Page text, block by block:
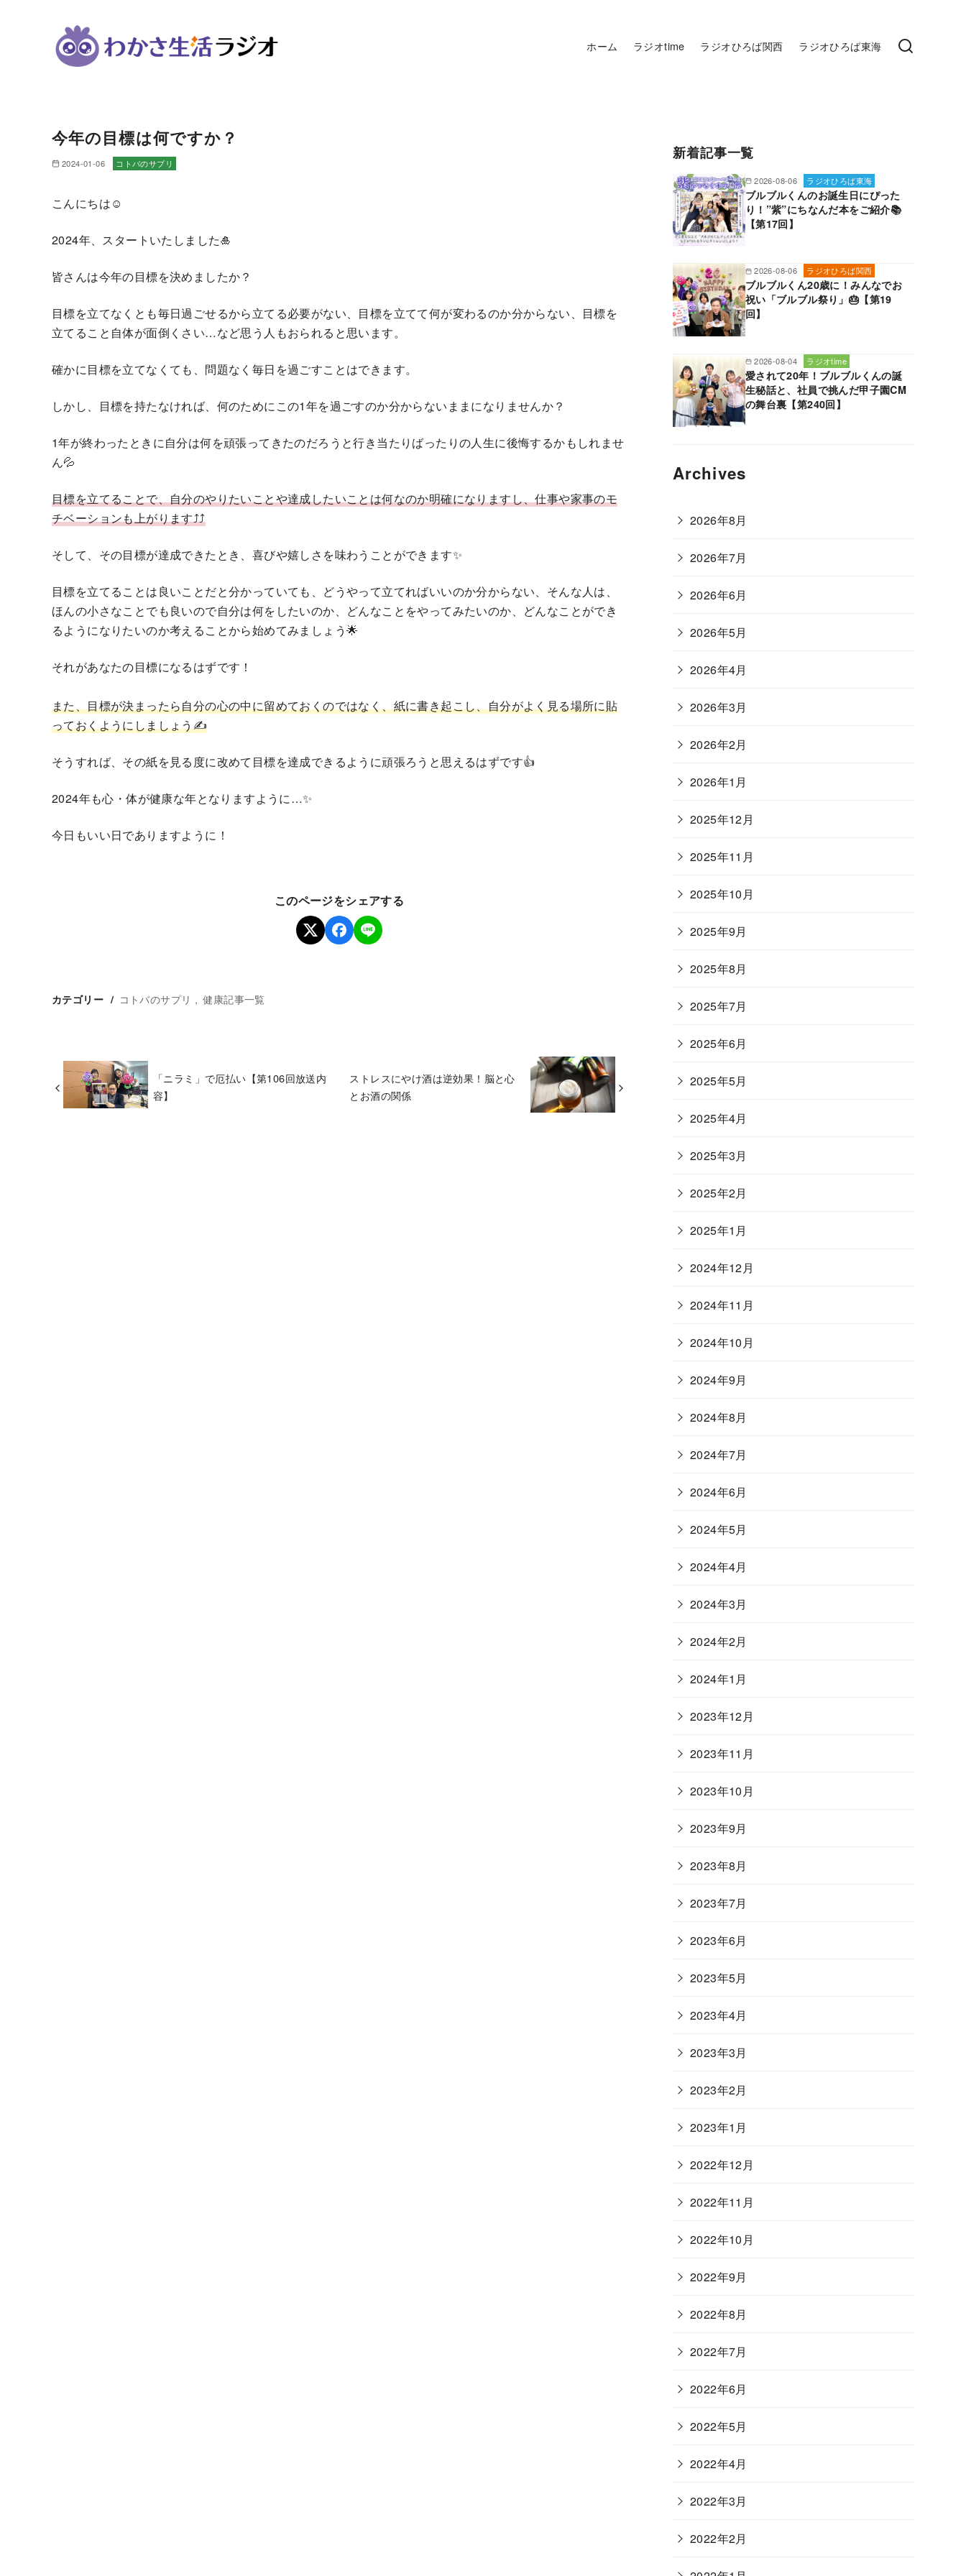
ホーム ラジオtime ラジオひろば関西 ラジオひろば東海
今年の目標は何ですか？
2024-01-06 コトバのサプリ
こんにちは☺
2024年、スタートいたしました🎍
皆さんは今年の目標を決めましたか？
目標を立てなくとも毎日過ごせるから立てる必要がない、目標を立てて何が変わるのか分からない、目標を
立てること自体が面倒くさい…など思う人もおられると思います。
確かに目標を立てなくても、問題なく毎日を過ごすことはできます。
しかし、目標を持たなければ、何のためにこの1年を過ごすのか分からないままになりませんか？
1年が終わったときに自分は何を頑張ってきたのだろうと行き当たりばったりの人生に後悔するかもしれませ
ん💦
目標を立てることで、自分のやりたいことや達成したいことは何なのか明確になりますし、仕事や家事のモ
チベーションも上がります⤴⤴
そして、その目標が達成できたとき、喜びや嬉しさを味わうことができます✨
目標を立てることは良いことだと分かっていても、どうやって立てればいいのか分からない、そんな人は、
ほんの小さなことでも良いので自分は何をしたいのか、どんなことをやってみたいのか、どんなことができ
るようになりたいのか考えることから始めてみましょう🌟
それがあなたの目標になるはずです！
また、目標が決まったら自分の心の中に留めておくのではなく、紙に書き起こし、自分がよく見る場所に貼
っておくようにしましょう✍
そうすれば、その紙を見る度に改めて目標を達成できるように頑張ろうと思えるはずです👍
2024年も心・体が健康な年となりますように…✨
今日もいい日でありますように！
このページをシェアする
カテゴリー コトバのサプリ 健康記事一覧
「ニラミ」で厄払い【第106回放送内
容】
ストレスにやけ酒は逆効果！脳と心
とお酒の関係
新着記事一覧
2026-08-06 ラジオひろば東海
ブルブルくんのお誕生日にぴった
り！”紫”にちなんだ本をご紹介📚
【第17回】
2026-08-06 ラジオひろば関西
ブルブルくん20歳に！みんなでお
祝い「ブルブル祭り」🎂【第19
回】
2026-08-04 ラジオtime
愛されて20年！ブルブルくんの誕
生秘話と、社員で挑んだ甲子園CM
の舞台裏【第240回】
Archives
2026年8月
2026年7月
2026年6月
2026年5月
2026年4月
2026年3月
2026年2月
2026年1月
2025年12月
2025年11月
2025年10月
2025年9月
2025年8月
2025年7月
2025年6月
2025年5月
2025年4月
2025年3月
2025年2月
2025年1月
2024年12月
2024年11月
2024年10月
2024年9月
2024年8月
2024年7月
2024年6月
2024年5月
2024年4月
2024年3月
2024年2月
2024年1月
2023年12月
2023年11月
2023年10月
2023年9月
2023年8月
2023年7月
2023年6月
2023年5月
2023年4月
2023年3月
2023年2月
2023年1月
2022年12月
2022年11月
2022年10月
2022年9月
2022年8月
2022年7月
2022年6月
2022年5月
2022年4月
2022年3月
2022年2月